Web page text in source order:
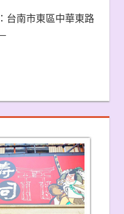
台南市東區中華東路